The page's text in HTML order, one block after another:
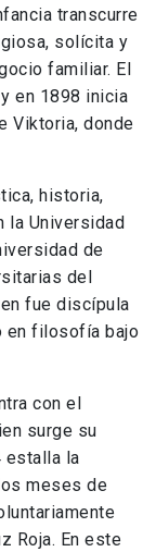
transcurre
solícita y
familiar. El
en 1898 inicia
Viktoria, donde
historia,
Universidad
de
del
fue discípula
en filosofía bajo
con el
surge su
estalla la
meses de
Roja. En este